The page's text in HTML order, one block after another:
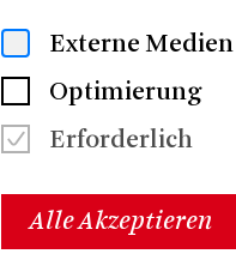
Externe Medien
Optimierung
Erforderlich
Alle Akzeptieren